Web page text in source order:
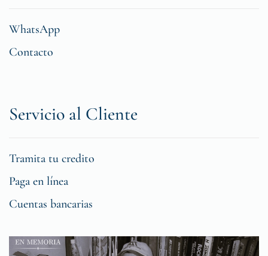
WhatsApp
Contacto
Servicio al Cliente
Tramita tu credito
Paga en línea
Cuentas bancarias